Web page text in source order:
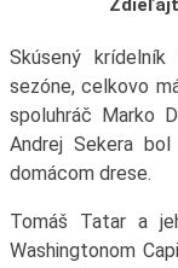
Skúsený
sezóne, celkovo
spoluhráč Marko
Andrej Sekera
domácom drese.
Tomáš Tatar a
Washingtonom